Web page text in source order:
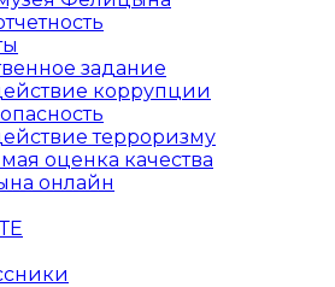
задание
коррупции
терроризму
оценка качества
онлайн